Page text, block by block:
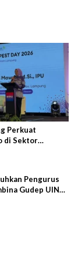
Perkuat
di Sektor
Pengurus
Gudep UIN